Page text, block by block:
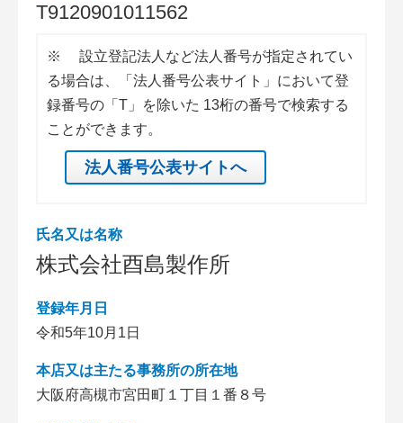
T9120901011562
※
設立登記法人など法人番号が指定されてい
る場合は、「法人番号公表サイト」において登
録番号の「T」を除いた 13桁の番号で検索する
ことができます。
法人番号公表サイトへ
氏名又は名称
株式会社酉島製作所
登録年月日
令和5年10月1日
本店又は主たる事務所の所在地
大阪府高槻市宮田町１丁目１番８号